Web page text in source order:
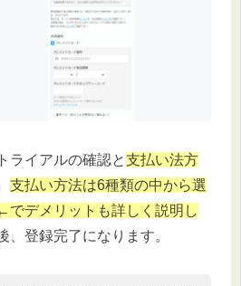
ライアルの確認と支払い法方
支払い方法は6種類の中から選
でデメリットも詳しく説明し
、登録完了になります。